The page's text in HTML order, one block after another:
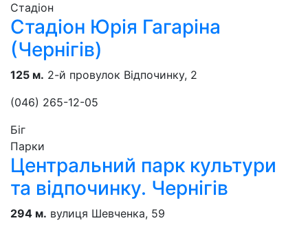
Стадіон
Стадіон Юрія Гагаріна
(Чернігів)
125 м. 2-й провулок Відпочинку, 2
(046) 265-12-05
Біг
Парки
Центральний парк культури
та відпочинку. Чернігів
294 м. вулиця Шевченка, 59